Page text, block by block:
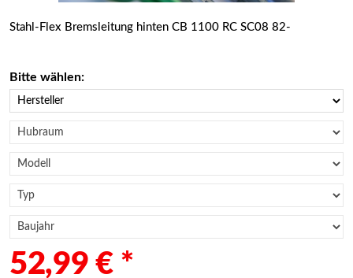
Stahl-Flex Bremsleitung hinten CB 1100 RC SC08 82-
Bitte wählen:
52,99 € *